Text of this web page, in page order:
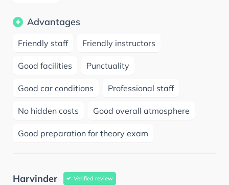
Advantages
Friendly staff Friendly instructors
Good facilities Punctuality
Good car conditions Professional staff
No hidden costs Good overall atmosphere
Good preparation for theory exam
Harvinder Verified review